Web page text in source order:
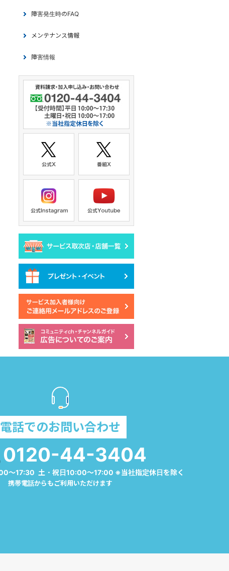
障害発生時のFAQ
メンテナンス情報
障害情報
電話でのお問い合わせ
0120-44-3404
～17:30 土・祝日10:00～17:00 ※当社指定休日を除く
携帯電話からもご利用いただけます